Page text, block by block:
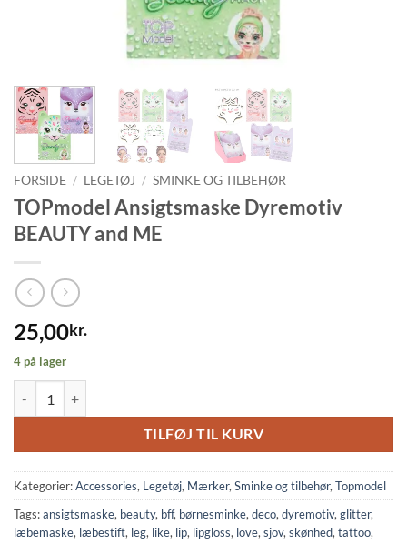
FORSIDE / LEGETØJ / SMINKE OG TILBEHØR
TOPmodel Ansigtsmaske Dyremotiv
BEAUTY and ME
25,00kr.
4 på lager
TILFØJ TIL KURV
Kategorier:Accessories, Legetøj, Mærker, Sminke og tilbehør, Topmodel
Tags:ansigtsmaske, beauty, bff, børnesminke, deco, dyremotiv, glitter,
læbemaske, læbestift, leg, like, lip, lipgloss, love, sjov, skønhed, tattoo,